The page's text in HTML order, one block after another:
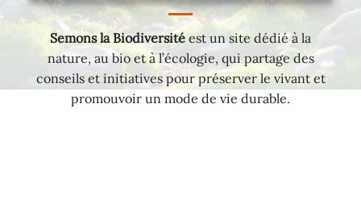
Semons la Biodiversité est un site dédié à la
nature, au bio et à l’écologie, qui partage des
conseils et initiatives pour préserver le vivant et
promouvoir un mode de vie durable.